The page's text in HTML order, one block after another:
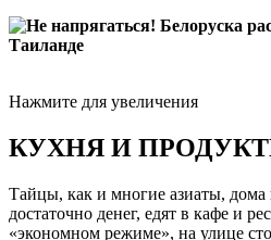
Нажмите для увеличения
КУХНЯ И
Тайцы, как и многие азиаты, дома
достаточно денег, едят в кафе и
«экономном режиме», на улице